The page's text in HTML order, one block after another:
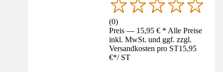
(0)
Preis — 15,95 € * Alle Preise
inkl. MwSt. und ggf. zzgl.
Versandkosten pro ST15,95
€*/ ST